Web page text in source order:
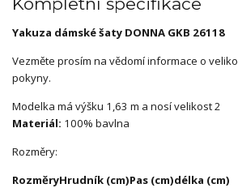
Yakuza dámské šaty DONNA GKB 26118
Vezměte prosím na vědomí informace o
pokyny.
Modelka má výšku 1,63 m a nosí velikost 2
Materiál: 100% bavlna
Rozměry:
RozměryHrudník (cm)Pas (cm)délka (cm)